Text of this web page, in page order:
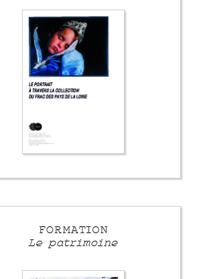
FORMATION
Le patrimoine